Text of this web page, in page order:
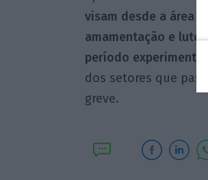
visam desde a área
amamentação e luto
período
dos setores que
greve.